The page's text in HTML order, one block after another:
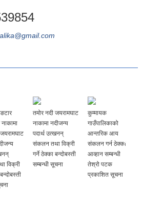
विक्री
तमोर नदी जयरामघाट
नाकामा नदीजन्य
पदार्थ उत्खनन्
संकलन तथा विक्री
गर्ने ठेक्का बन्दोबस्ती
सम्बन्धी सूचना
कुम्मायक
गाउँपालिकाको
आन्तरिक आय
संकलन गर्न ठेक्का
आव्हान सम्बन्धी
तेश्रो पटक
प्रकाशित सूचना